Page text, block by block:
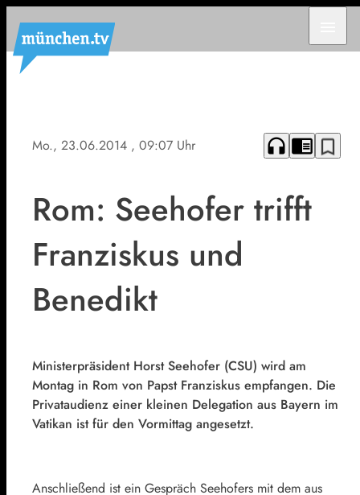
Mo., 23.06.2014 , 09:07 Uhr headphones chrome_reader_mode bookmark_border
Rom: Seehofer trifft
Franziskus und
Benedikt
Ministerpräsident Horst Seehofer (CSU) wird am
Montag in Rom von Papst Franziskus empfangen. Die
Privataudienz einer kleinen Delegation aus Bayern im
Vatikan ist für den Vormittag angesetzt.
Anschließend ist ein Gespräch Seehofers mit dem aus